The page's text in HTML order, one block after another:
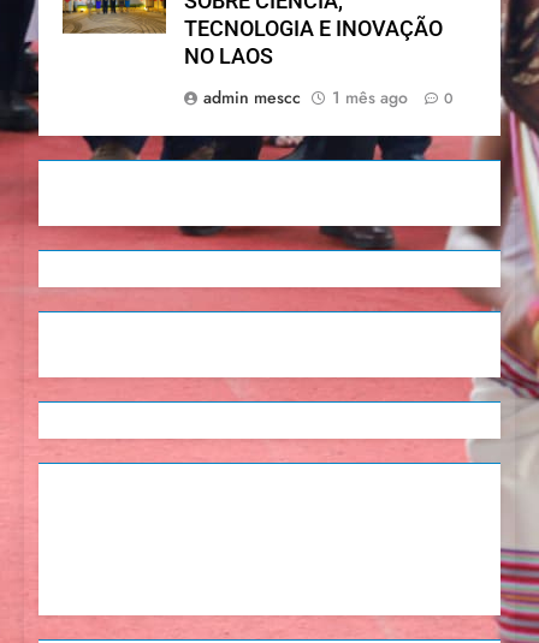
TECNOLOGIA E INOVAÇÃO
NO LAOS
admin mescc
1 mês ago 0